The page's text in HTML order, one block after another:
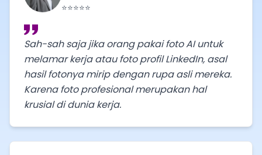
⭐⭐⭐⭐⭐
Sah-sah saja jika orang pakai foto AI untuk
melamar kerja atau foto profil LinkedIn, asal
hasil fotonya mirip dengan rupa asli mereka.
Karena foto profesional merupakan hal
krusial di dunia kerja.